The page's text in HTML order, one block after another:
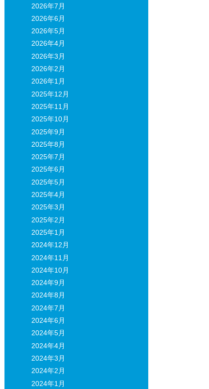
2026年7月
2026年6月
2026年5月
2026年4月
2026年3月
2026年2月
2026年1月
2025年12月
2025年11月
2025年10月
2025年9月
2025年8月
2025年7月
2025年6月
2025年5月
2025年4月
2025年3月
2025年2月
2025年1月
2024年12月
2024年11月
2024年10月
2024年9月
2024年8月
2024年7月
2024年6月
2024年5月
2024年4月
2024年3月
2024年2月
2024年1月